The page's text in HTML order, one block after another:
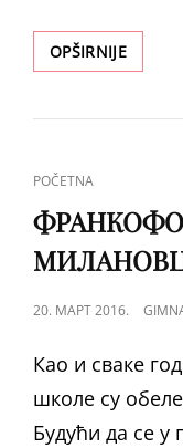
OPŠIRNIJE
CAT
LINKS
POČETNA
POSTED
20. МАРТ 2016.
Као и сваке
школе су
Будући да се